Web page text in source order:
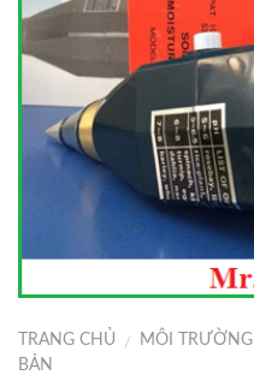
TRANG CHỦ / MÔI TRƯỜNG
BẢN